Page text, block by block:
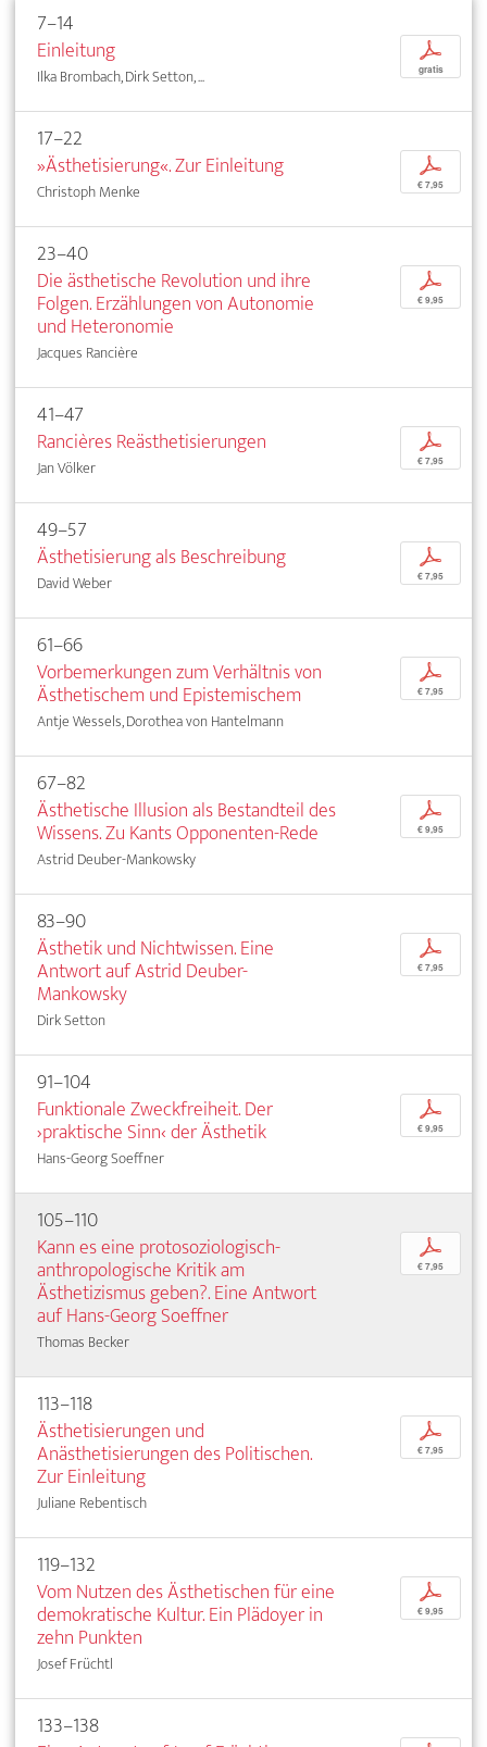
7–14
Einleitung
Ilka Brombach, Dirk Setton, ...
p
gratis
17–22
»Ästhetisierung«. Zur Einleitung
Christoph Menke
p
€ 7,95
23–40
Die ästhetische Revolution und ihre
Folgen. Erzählungen von Autonomie
und Heteronomie
Jacques Rancière
p
€ 9,95
41–47
Rancières Reästhetisierungen
Jan Völker
p
€ 7,95
49–57
Ästhetisierung als Beschreibung
David Weber
p
€ 7,95
61–66
Vorbemerkungen zum Verhältnis von
Ästhetischem und Epistemischem
Antje Wessels, Dorothea von Hantelmann
p
€ 7,95
67–82
Ästhetische Illusion als Bestandteil des
Wissens. Zu Kants Opponenten-Rede
Astrid Deuber-Mankowsky
p
€ 9,95
83–90
Ästhetik und Nichtwissen. Eine
Antwort auf Astrid Deuber-
Mankowsky
Dirk Setton
p
€ 7,95
91–104
Funktionale Zweckfreiheit. Der
›praktische Sinn‹ der Ästhetik
Hans-Georg Soeffner
p
€ 9,95
105–110
Kann es eine protosoziologisch-
anthropologische Kritik am
Ästhetizismus geben?. Eine Antwort
auf Hans-Georg Soeffner
Thomas Becker
p
€ 7,95
113–118
Ästhetisierungen und
Anästhetisierungen des Politischen.
Zur Einleitung
Juliane Rebentisch
p
€ 7,95
119–132
Vom Nutzen des Ästhetischen für eine
demokratische Kultur. Ein Plädoyer in
zehn Punkten
Josef Früchtl
p
€ 9,95
133–138